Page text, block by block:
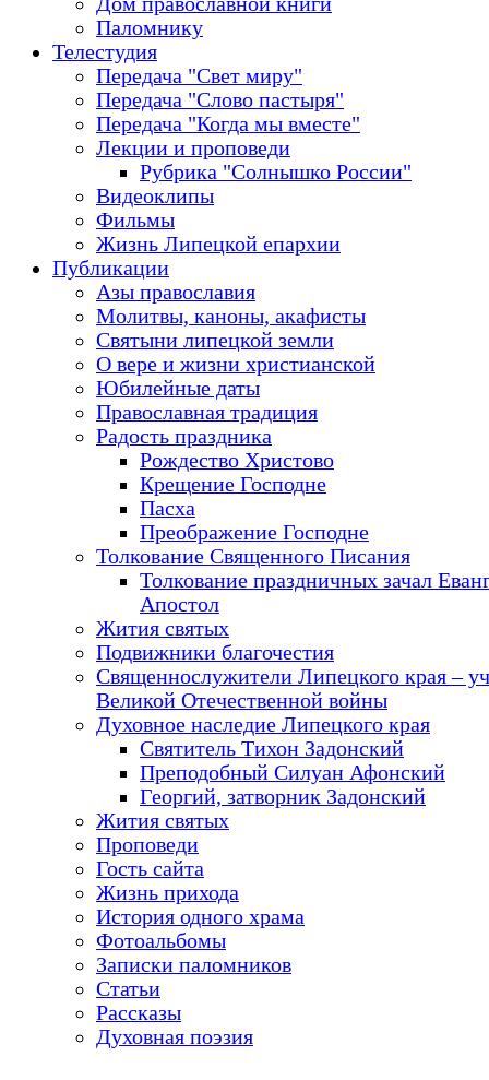
Паломнику
Телестудия
Передача "Свет миру"
Передача "Слово пастыря"
Передача "Когда мы вместе"
Лекции и проповеди
Рубрика "Солнышко России"
Видеоклипы
Фильмы
Жизнь Липецкой епархии
Публикации
Азы православия
Молитвы, каноны, акафисты
Святыни липецкой земли
О вере и жизни христианской
Юбилейные даты
Православная традиция
Радость праздника
Рождество Христово
Крещение Господне
Пасха
Преображение Господне
Толкование Священного Писания
Толкование праздничных зачал
Апостол
Жития святых
Подвижники благочестия
Священнослужители Липецкого края –
Великой Отечественной войны
Духовное наследие Липецкого края
Святитель Тихон Задонский
Преподобный Силуан Афонский
Георгий, затворник Задонский
Жития святых
Проповеди
Гость сайта
Жизнь прихода
История одного храма
Фотоальбомы
Записки паломников
Статьи
Рассказы
Духовная поэзия